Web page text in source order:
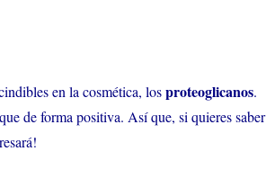
en la cosmética, losproteoglicanos.
de forma positiva. Así que, si quieres saber